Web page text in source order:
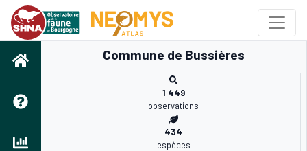
Commune de Bussières
1 449
observations
434
espèces